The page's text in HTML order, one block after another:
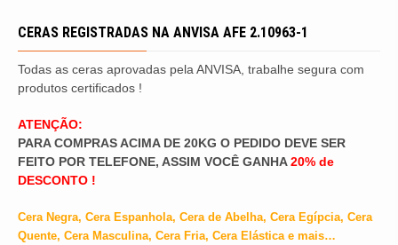
CERAS REGISTRADAS NA ANVISA AFE 2.10963-1
Todas as ceras aprovadas pela ANVISA, trabalhe segura com
produtos certificados !
ATENÇÃO:
PARA COMPRAS ACIMA DE 20KG O PEDIDO DEVE SER
FEITO POR TELEFONE, ASSIM VOCÊ GANHA20% de
DESCONTO !
Cera Negra, Cera Espanhola, Cera de Abelha, Cera Egípcia, Cera
Quente, Cera Masculina, Cera Fria, Cera Elástica e mais…